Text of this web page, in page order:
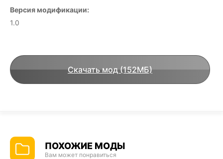
Версия модификации:
1.0
Скачать мод (152МБ)
ПОХОЖИЕ МОДЫ
Вам может понравиться